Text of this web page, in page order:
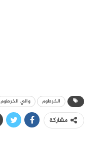
الخرطوم والي الخرطوم
مشاركة